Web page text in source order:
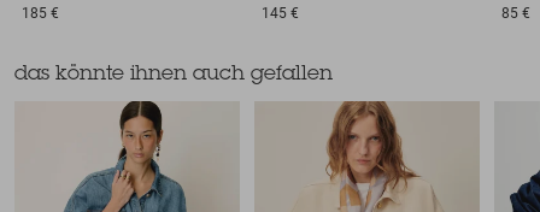
185 €
145 €
85 €
das könnte ihnen auch gefallen